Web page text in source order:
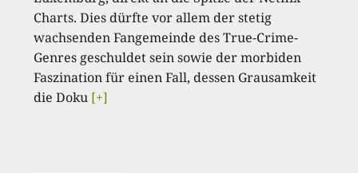
Charts. Dies dürfte vor allem der stetig
wachsenden Fangemeinde des True-Crime-
Genres geschuldet sein sowie der morbiden
Faszination für einen Fall, dessen Grausamkeit
die Doku [+]